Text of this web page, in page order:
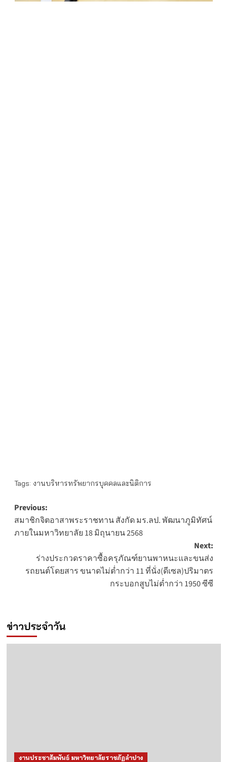
Tags: งานบริหารทรัพยากรบุคคลและนิติการ
Post
navigation
Previous:
สมาชิกจิตอาสาพระราชทาน สังกัด มร.ลป. พัฒนาภูมิทัศน์
ภายในมหาวิทยาลัย 18 มิถุนายน 2568
Next:
ร่างประกวดราคาซื้อครุภัณฑ์ยานพาหนะและขนส่ง
รถยนต์โดยสาร ขนาดไม่ต่ำกว่า 11 ที่นั่ง(ดีเซล)ปริมาตร
กระบอกสูบไม่ต่ำกว่า 1950 ซีซี
ข่าวประจำวัน
งานประชาสัมพันธ์ มหาวิทยาลัยราชภัฏลำปาง